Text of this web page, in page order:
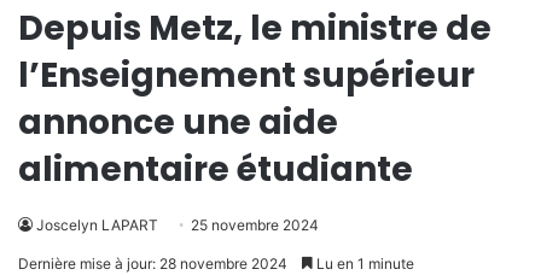
Depuis Metz, le ministre de
l’Enseignement supérieur
annonce une aide
alimentaire étudiante
Joscelyn LAPART 25 novembre 2024
Dernière mise à jour: 28 novembre 2024 Lu en 1 minute